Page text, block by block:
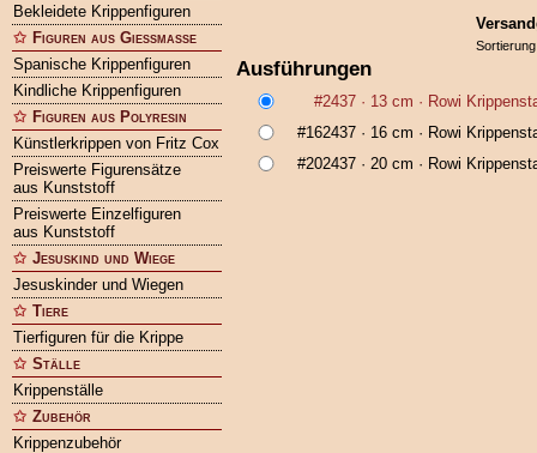
Bekleidete Krippenfiguren
Figuren aus Gießmasse
Spanische Krippenfiguren
Kindliche Krippenfiguren
Figuren aus Polyresin
Künstlerkrippen von Fritz Cox
Preiswerte Figurensätze
aus Kunststoff
Preiswerte Einzelfiguren
aus Kunststoff
Jesuskind und Wiege
Jesuskinder und Wiegen
Tiere
Tierfiguren für die Krippe
Ställe
Krippenställe
Zubehör
Krippenzubehör
Ausführungen
#2437 · 13 cm · Rowi
#162437 · 16 cm · Rowi
#202437 · 20 cm · Rowi